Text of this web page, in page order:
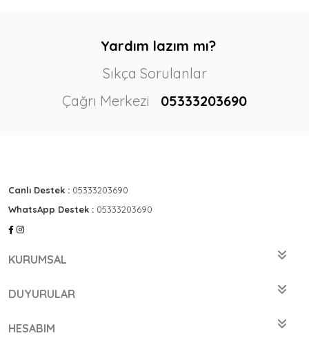
Yardım lazım mı?
Sıkça Sorulanlar
Çağrı Merkezi
05333203690
Canlı Destek : 05333203690
WhatsApp Destek : 05333203690
KURUMSAL
DUYURULAR
HESABIM